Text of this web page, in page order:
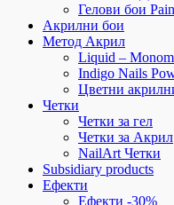
Гелови бои
Акрилни бои
Метод Акрил
Liquid –
Indigo Nails
Цветни
Четки
Четки за гел
Четки за Акрил
NailArt Четки
Subsidiary products
Ефекти
Ефекти -30%